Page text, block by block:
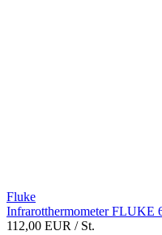
Fluke
Infrarotthermometer FLUKE
112,00 EUR / St.